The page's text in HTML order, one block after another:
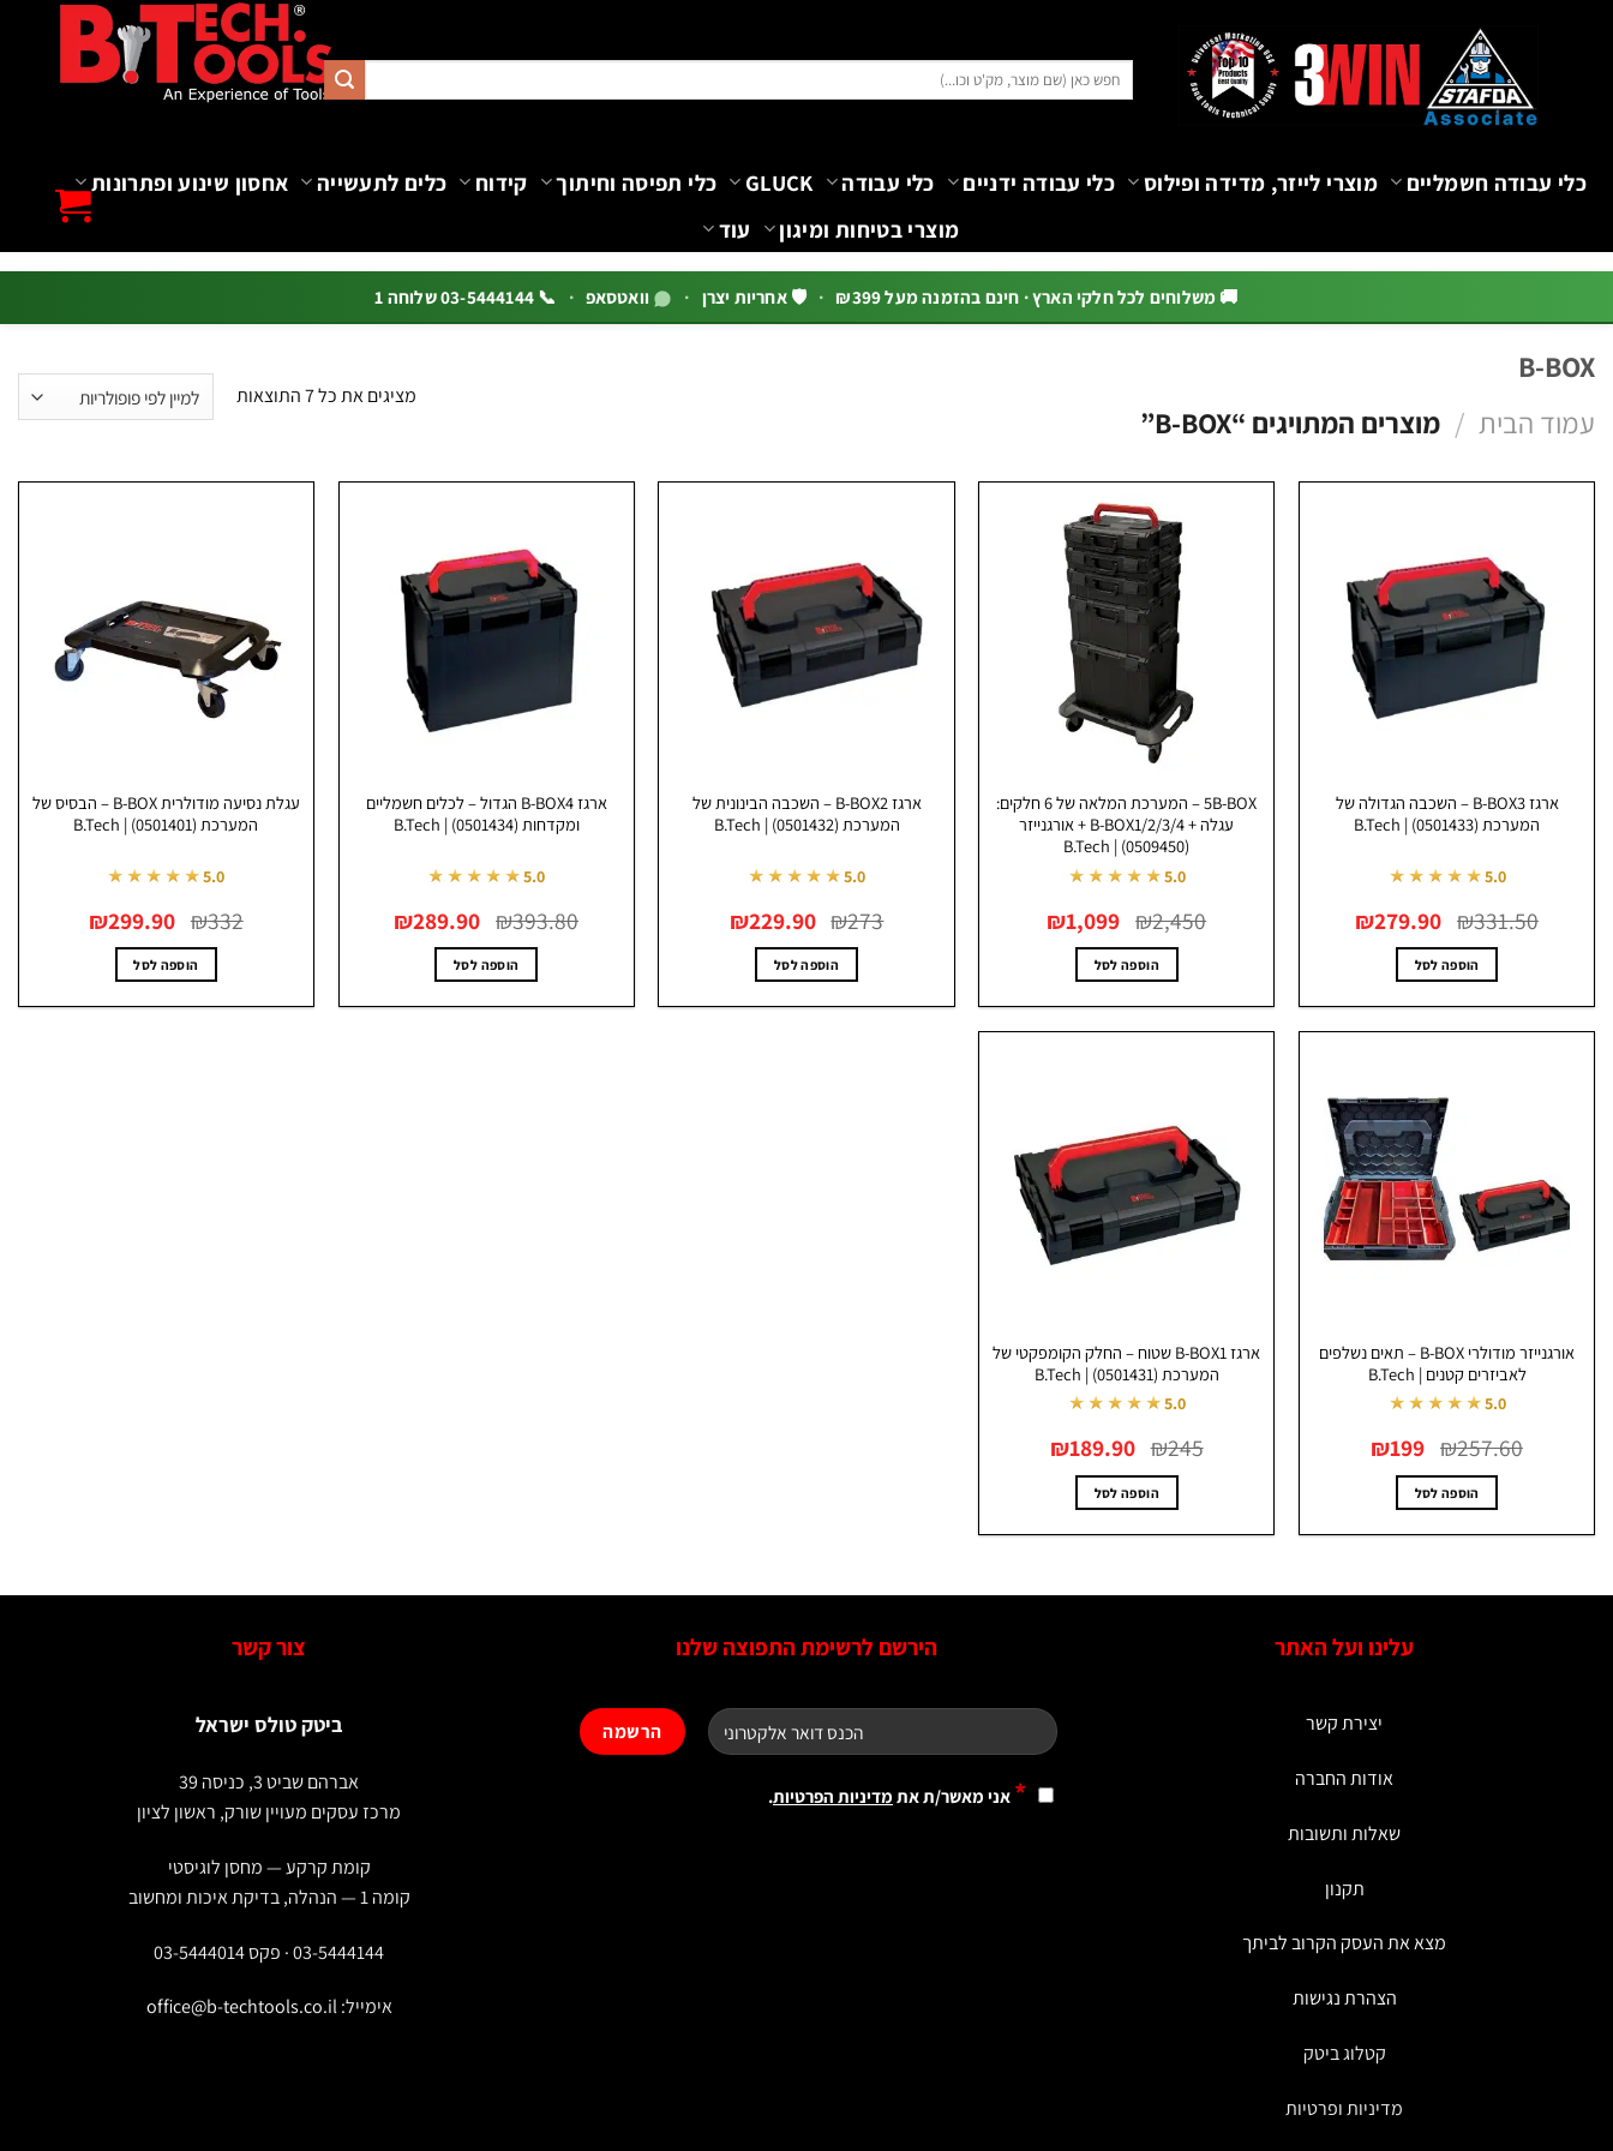
כלי עבודה חשמליים מוצרי לייזר, מדידה ופילוס כלי עבודה ידניים כלי עבודה GLUCK כלי תפיסה וחיתוך קידוח כלים לתעשייה
אחסון שינוע ופתרונות
מוצרי בטיחות ומיגון
עוד
🚚 משלוחים לכל חלקי הארץ · חינם בהזמנה מעל ₪399 · 🛡️ אחריות יצרן · וואטסאפ · 📞 03-5444144 שלוחה 1
B-BOX
עמוד הבית / מוצרים המתויגים “B-BOX”
מציגים את כל ⁦7⁩ התוצאות
ממוין
לפי
ארגז B-BOX3 – השכבה הגדולה של
המערכת (0501433) | B.Tech
★★★★★5.0
₪331.50 המקורי
היה:
₪331.50.
₪279.90 הנוכחי
הוא:
הוספה לסל
5B-BOX – המערכת המלאה של 6 חלקים:
עגלה + B-BOX1/2/3/4 + אורגנייזר
(0509450) | B.Tech
★★★★★5.0
₪2,450 המקורי
היה:
₪2,450.
₪1,099 הנוכחי
הוא:
הוספה לסל
ארגז B-BOX2 – השכבה הבינונית של
המערכת (0501432) | B.Tech
★★★★★5.0
₪273 המקורי
היה:
₪273.
₪229.90
הוספה לסל
ארגז B-BOX4 הגדול – לכלים חשמליים
ומקדחות (0501434) | B.Tech
★★★★★5.0
₪393.80 המקורי
היה:
₪393.80.
₪289.90 הנוכחי
הוא:
הוספה לסל
עגלת נסיעה מודולרית B-BOX – הבסיס של
המערכת (0501401) | B.Tech
★★★★★5.0
₪332 המקורי
היה:
₪332.
₪299.90 הנוכחי
הוא:
הוספה לסל
אורגנייזר מודולרי B-BOX – תאים נשלפים
לאביזרים קטנים | B.Tech
★★★★★5.0
₪257.60 המקורי
היה:
₪257.60.
₪199 הנוכחי
הוא:
הוספה לסל
ארגז B-BOX1 שטוח – החלק הקומפקטי של
המערכת (0501431) | B.Tech
★★★★★5.0
₪245 המקורי
היה:
₪245.
₪189.90
הוספה לסל
עלינו ועל האתר
יצירת קשר
אודות החברה
שאלות ותשובות
תקנון
מצא את העסק הקרוב לביתך
הצהרת נגישות
קטלוג ביטק
מדיניות ופרטיות
הירשם לרשימת התפוצה שלנו
* אני מאשר/ת את מדיניות הפרטיות.
צור קשר
ביטק טולס ישראל
אברהם שביט 3, כניסה 39
מרכז עסקים מעויין שורק, ראשון לציון
קומת קרקע — מחסן לוגיסטי
קומה 1 — הנהלה, בדיקת איכות ומחשוב
03-5444144 · פקס 03-5444014
אימייל:office@b-techtools.co.il